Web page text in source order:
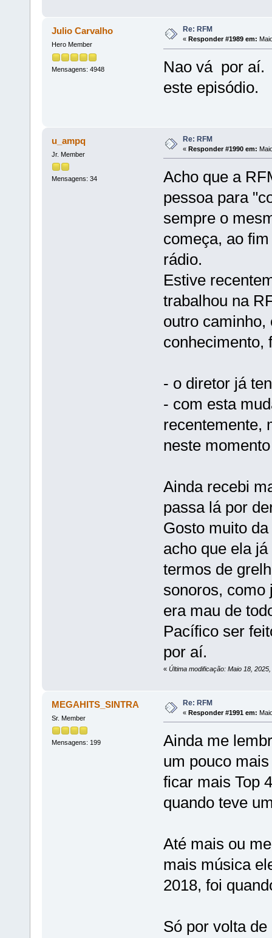
Julio Carvalho
Hero Member
Mensagens: 4948
Re: RFM
« Responder #1989 em:
Nao vá por aí.
este episódio.
u_ampq
Jr. Member
Mensagens: 34
Re: RFM
« Responder #1990 em:
Acho que a
pessoa para
sempre o
começa, ao
rádio.
Estive
trabalhou na
outro caminho,
conhecimento,
- o diretor já
- com esta
recentemente,
neste
Ainda recebi
passa lá por
Gosto muito
acho que ela
termos de
sonoros, como
era mau de
Pacífico ser
por aí.
« Última modificação: Maio 18,
MEGAHITS_SINTRA
Sr. Member
Mensagens: 199
Re: RFM
« Responder #1991 em:
Ainda me
um pouco
ficar mais Top
quando teve
Até mais ou
mais música
2018, foi
Só por volta